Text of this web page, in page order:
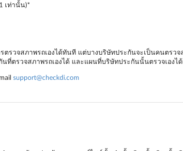
เท่านั้น)*
รวจสภาพรถเองได้ทันที แต่บางบริษัทประกันจะเป็นคนตรว
ตรวจสภาพรถเองได้ และแผนที่บริษัทประกันนั้นตรวจเองได้
support@checkdi.com